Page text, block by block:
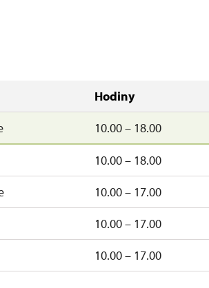
Hodiny
10.00 – 18.00
10.00 – 18.00
10.00 – 17.00
10.00 – 17.00
10.00 – 17.00